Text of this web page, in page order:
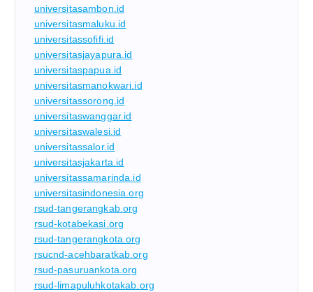
universitasambon.id
universitasmaluku.id
universitassofifi.id
universitasjayapura.id
universitaspapua.id
universitasmanokwari.id
universitassorong.id
universitaswanggar.id
universitaswalesi.id
universitassalor.id
universitasjakarta.id
universitassamarinda.id
universitasindonesia.org
rsud-tangerangkab.org
rsud-kotabekasi.org
rsud-tangerangkota.org
rsucnd-acehbaratkab.org
rsud-pasuruankota.org
rsud-limapuluhkotakab.org